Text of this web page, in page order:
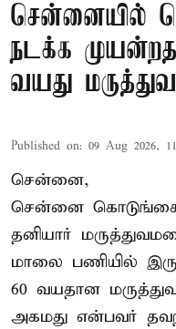
சென்னையில்
நடக்க
வயது
Published on: 09 Aug 2026,
சென்னை,
சென்னை
தனியார்
மாலை பணியில்
60 வயதான
அகமது என்பவர்